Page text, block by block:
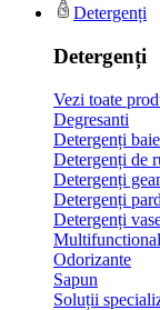
Detergenți
Detergenți
Vezi toate
Degresanti
Detergenți
Detergenți de
Detergenți
Detergenți
Detergenți
Multifunctional
Odorizante
Sapun
Soluții